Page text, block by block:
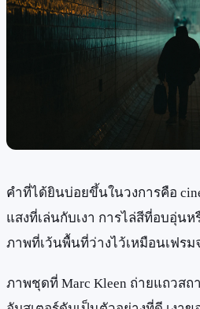
คำที่ได้ยินบ่อยขึ้นในวงการคือ
แสงที่เล่นกับเงา การไล่สีที่อบอุ่น
ภาพที่เว้นพื้นที่ว่างไว้เหมือนเฟรม
ภาพชุดที่ Marc Kleen ถ่ายแถวสถ